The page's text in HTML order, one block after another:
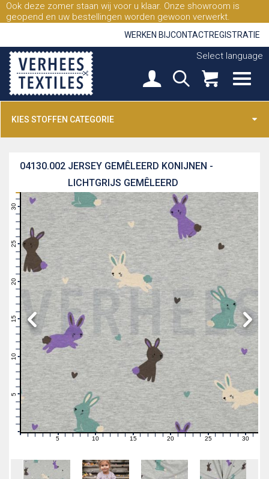
Ook deze zomer staan wij voor u klaar. Onze showroom is
geopend en uw bestellingen worden gewoon verwerkt.
WERKEN BIJCONTACTREGISTRATIE
Select language
KIES STOFFEN CATEGORIE
JERSEY GEMÊLEERD KONIJNEN -
LICHTGRIJS GEMÊLEERD
04130.002
4
10
11
16
17
21
23
25
26
0 1 2 3 4 6 7 89 1112131415 16171819 20 21222324 25 26272829 30 31